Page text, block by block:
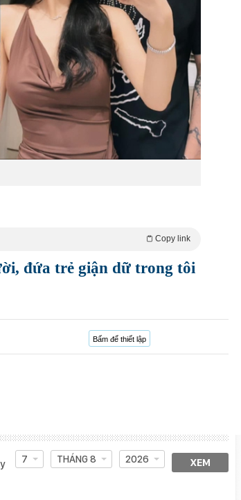
Copy link
đứa trẻ giận dữ trong tôi
Bấm để thiết lập
7 THÁNG 8 2026 XEM